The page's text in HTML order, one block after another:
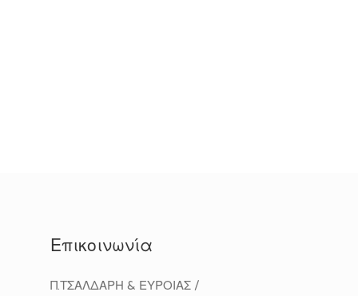
Επικοινωνία
Π.ΤΣΑΛΔΑΡΗ & ΕΥΡΟΙΑΣ /